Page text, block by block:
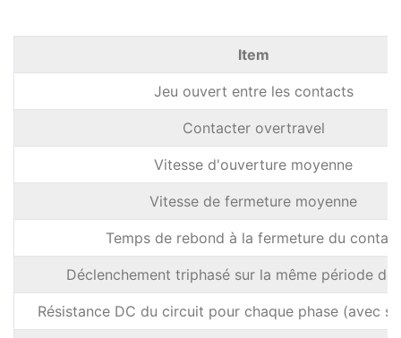
ltem
Jeu ouvert entre les contacts
Contacter overtravel
Vitesse d'ouverture moyenne
Vitesse de fermeture moyenne
Temps de rebond à la fermeture du contact
Déclenchement triphasé sur la même période de
Résistance DC du circuit pour chaque phase (avec